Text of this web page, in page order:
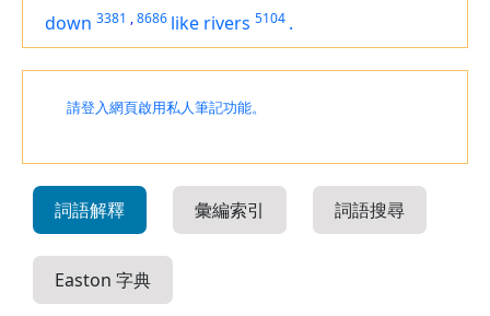
down 3381 ,8686 like rivers 5104 .
請登入網頁啟用私人筆記功能。
詞語解釋 彙編索引 詞語搜尋
Easton 字典